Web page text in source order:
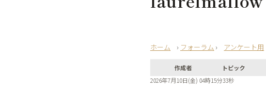
› フォーラム › アンケート用
作成者
トピック
2026年7月10日(金) 04時15分33秒